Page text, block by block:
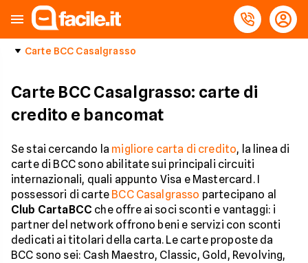
Carte BCC Casalgrasso
Carte BCC Casalgrasso: carte di
credito e bancomat
Se stai cercando la migliore carta di credito, la linea di
carte di BCC sono abilitate sui principali circuiti
internazionali, quali appunto Visa e Mastercard. I
possessori di carte BCC Casalgrasso partecipano al
Club CartaBCC che offre ai soci sconti e vantaggi: i
partner del network offrono beni e servizi con sconti
dedicati ai titolari della carta. Le carte proposte da
BCC sono sei: Cash Maestro, Classic, Gold, Revolving,